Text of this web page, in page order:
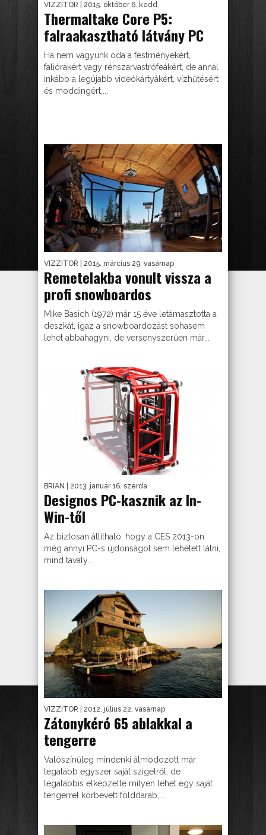
VIZZITOR | 2015. október 6. kedd
Thermaltake Core P5:
falraakasztható látvány PC
Ha nem vagyunk oda a festményekért,
faliórákért vagy rénszarvastrófeákért, de annál
inkább a legújabb videókártyákért, vízhűtésért
és moddingért,...
VIZZITOR | 2015. március 29. vasárnap
Remetelakba vonult vissza a
profi snowboardos
Mike Basich (1972) már 15 éve letámasztotta a
deszkát, igaz a snowboardozást sohasem
lehet abbahagyni, de versenyszerűen már...
BRIAN | 2013. január 16. szerda
Designos PC-kasznik az In-
Win-től
Az biztosan állítható, hogy a CES 2013-on
még annyi PC-s újdonságot sem lehetett látni,
mind tavaly...
VIZZITOR | 2012. július 22. vasárnap
Zátonykéró 65 ablakkal a
tengerre
Valószínűleg mindenki álmodozott már
legalább egyszer saját szigetről, de
legalábbis elképzelte milyen lehet egy saját
tengerrel körbevett földdarab,...